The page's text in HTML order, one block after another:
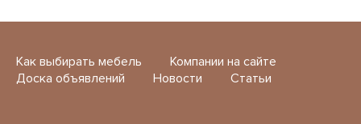
Как выбирать мебель
Компании на сайте
Доска объявлений
Новости Статьи